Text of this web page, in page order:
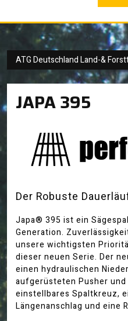
ATG Deutschland Land-&
JAPA 395
Der Robuste
Japa® 395 ist ein
Generation.
unsere wichtigsten
dieser neuen Serie. Der
einen hydraulischen
aufgerüsteten Pusher
einstellbares Spaltkreuz,
Längenanschlag und eine